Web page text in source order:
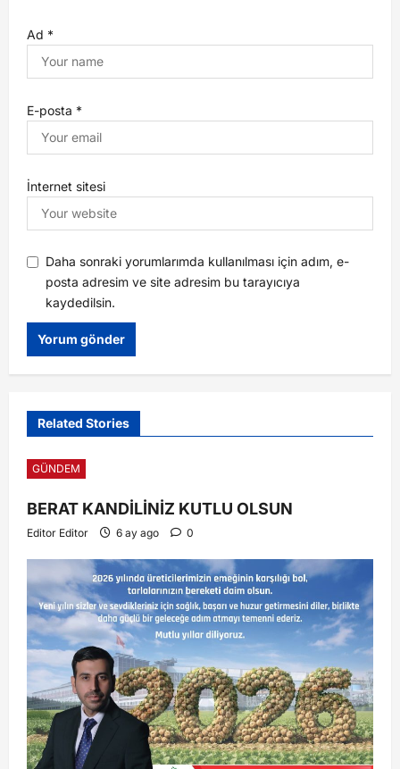
Ad *
E-posta *
İnternet sitesi
Daha sonraki yorumlarımda kullanılması için adım, e-
posta adresim ve site adresim bu tarayıcıya
kaydedilsin.
Related Stories
GÜNDEM
BERAT KANDİLİNİZ KUTLU OLSUN
Editor Editor 6 ay ago 0